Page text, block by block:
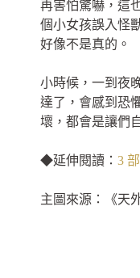
再害怕驚嚇，這
個小女孩誤入怪
好像不是真的。
小時候，一到夜
達了，會感到恐
壞，都會是讓們
◆延伸閱讀： 3
主圖來源：《天